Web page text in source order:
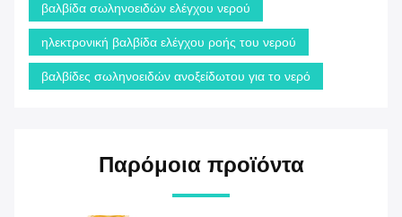
βαλβίδα σωληνοειδών ελέγχου νερού
ηλεκτρονική βαλβίδα ελέγχου ροής του νερού
βαλβίδες σωληνοειδών ανοξείδωτου για το νερό
Παρόμοια προϊόντα